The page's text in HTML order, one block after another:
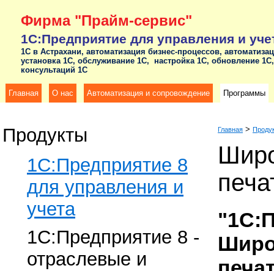
Фирма "Прайм-сервис"
1С:Предприятие для управления и
1С в Астрахани, автоматизация бизнес-процессов,
установка 1С, обслуживание 1С, настройка 1С, обновление
консультаций 1С
Главная О нас Автоматизация и сопровождение Программы
Продукты
1C:Предприятие 8
для управления и
учета
1C:Предприятие 8 -
отраслевые и
Главная >